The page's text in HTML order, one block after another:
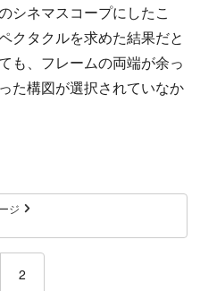
シネマスコープにしたこ
クタクルを求めた結果だと
も、フレームの両端が余っ
た構図が選択されていなか
ジ
2